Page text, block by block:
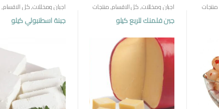
منتجات اجبان ومخللات,كل الاقسام,منتجات
مصرية
جبن فلمنك للربع كيلو
اجبان ومخللات,كل الاقسام,
مصرية
جبنة اسطنبولي كيلو